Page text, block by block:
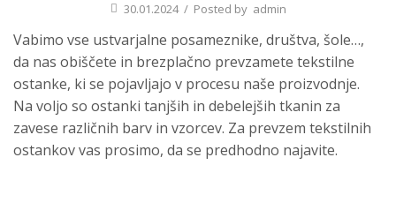
30.01.2024 / Posted by admin
Vabimo vse ustvarjalne posameznike, društva, šole…,
da nas obiščete in brezplačno prevzamete tekstilne
ostanke, ki se pojavljajo v procesu naše proizvodnje.
Na voljo so ostanki tanjših in debelejših tkanin za
zavese različnih barv in vzorcev. Za prevzem tekstilnih
ostankov vas prosimo, da se predhodno najavite.